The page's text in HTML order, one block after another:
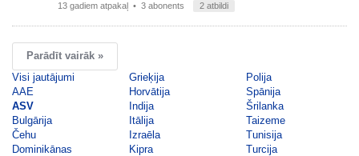
13 gadiem atpakaļ • 3 abonents 2 atbildi
Parādīt vairāk »
Visi jautājumi
AAE
ASV
Bulgārija
Čehu
Dominikānas
Grieķija
Horvātija
Indija
Itālija
Izraēla
Kipra
Polija
Spānija
Šrilanka
Taizeme
Tunisija
Turcija